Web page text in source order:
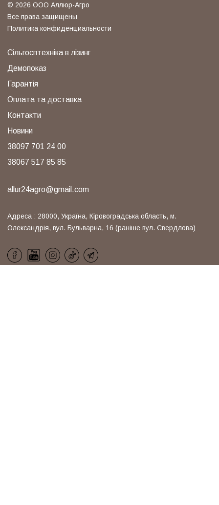
© 2026 ООО Аллюр-Агро
Все права защищены
Политика конфиденциальности
Сільгосптехніка в лізинг
Демопоказ
Гарантія
Оплата та доставка
Контакти
Новини
38097 701 24 00
38067 517 85 85
allur24agro@gmail.com
Адреса : 28000, Україна, Кіровоградська область, м.
Олександрія, вул. Бульварна, 16 (раніше вул. Свердлова)